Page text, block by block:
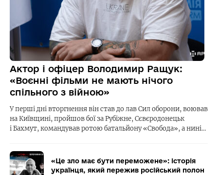
Актор і офіцер Володимир Ращук:
«Воєнні фільми не мають нічого
спільного з війною»
У перші дні вторгнення він став до лав Сил оборони, воював
на Київщині, пройшов бої за Рубіжне, Сєвєродонецьк
і Бахмут, командував ротою батальйону «Свобода», а нині…
«Це зло має бути переможене»: історія
українця, який пережив російський полон